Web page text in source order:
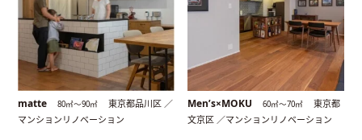
matte 80㎡〜90㎡
東京都品川区 ／
マンションリノベーション
Men’s×MOKU 60㎡〜70㎡
東京都
文京区 ／マンションリノベーション